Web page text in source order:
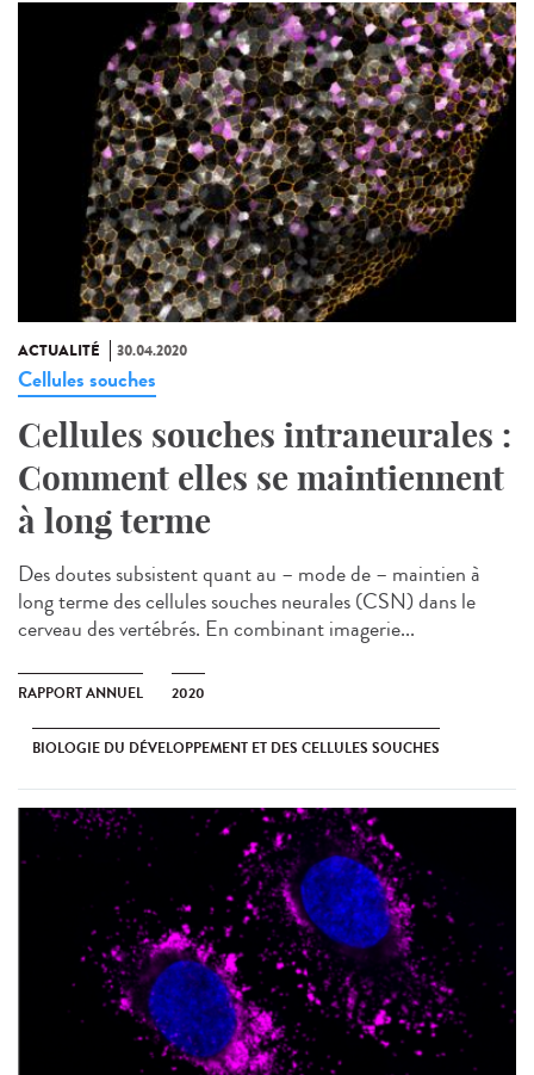
ACTUALITÉ 30.04.2020
Cellules souches
Cellules souches intraneurales :
Comment elles se maintiennent
à long terme
Des doutes subsistent quant au – mode de – maintien à
long terme des cellules souches neurales (CSN) dans le
cerveau des vertébrés. En combinant imagerie...
RAPPORT ANNUEL 2020
BIOLOGIE DU DÉVELOPPEMENT ET DES CELLULES SOUCHES